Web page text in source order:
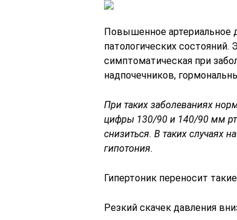
Повышенное артериальное
патологических
симптоматическая при
надпочечников,
При таких заболеваниях
цифры 130/90 и 140/90 мм рт.
снизиться. В таких случаях
гипотония.
Гипертоник переносит
Резкий скачек давления